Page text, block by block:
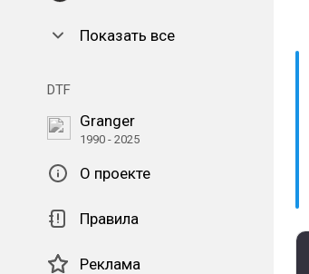
Показать все
DTF
Granger
1990 - 2025
О проекте
Правила
Реклама